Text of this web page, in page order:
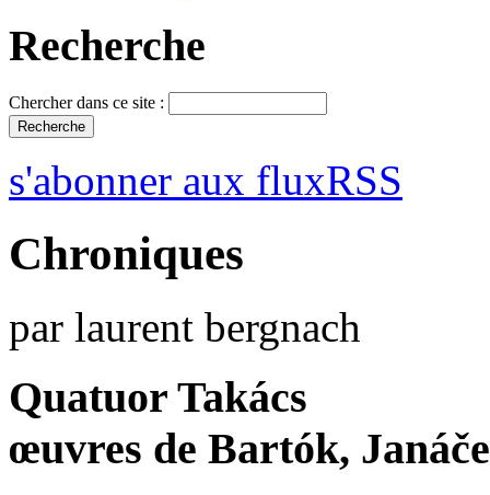
Recherche
Chercher dans ce site :
s'abonner aux fluxRSS
Chroniques
par laurent bergnach
Quatuor Takács
œuvres de Bartók,